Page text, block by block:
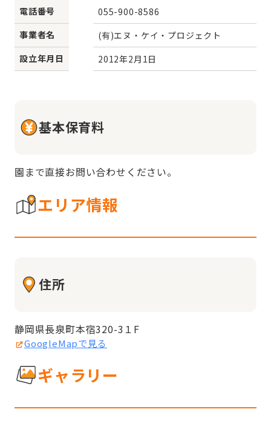
電話番号
055-900-8586
事業者名
(有)エヌ・ケイ・プロジェクト
設立年月日
2012年2月1日
基本保育料
園まで直接お問い合わせください。
エリア情報
住所
静岡県長泉町本宿320-3１F
GoogleMapで見る
ギャラリー